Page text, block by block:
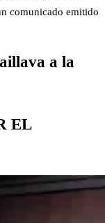
comunicado emitido
a la
EL